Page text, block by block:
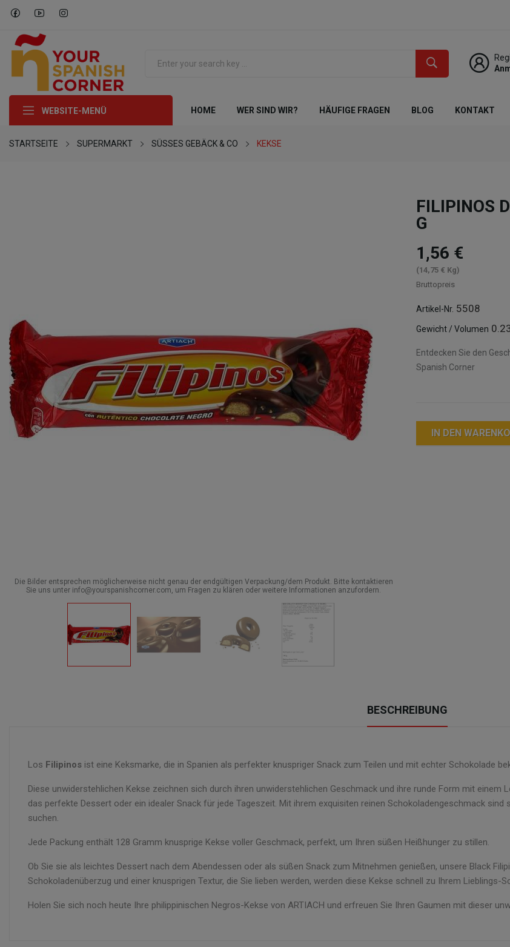
WEBSITE-MENÜ HOME WER SIND WIR? HÄUFIGE FRAGEN BLOG KONTAKT
STARTSEITE SUPERMARKT SÜSSES GEBÄCK & CO KEKSE
Die Bilder entsprechen möglicherweise nicht genau der endgültigen Verpackung/dem Produkt. Bitte kontaktieren
Sie uns unter info@yourspanishcorner.com, um Fragen zu klären oder weitere Informationen anzufordern.
FILIPINOS
G
1,56 €
(14,75 € Kg)
Bruttopreis
Artikel-Nr. 5508
Gewicht / Volumen
Entdecken Sie den
Spanish Corner
IN DEN
BESCHREIBUNG
Los Filipinos ist eine Keksmarke, die in Spanien als perfekter knuspriger Snack zum Teilen und mit echter Schokolade
Diese unwiderstehlichen Kekse zeichnen sich durch ihren unwiderstehlichen Geschmack und ihre runde Form mit
das perfekte Dessert oder ein idealer Snack für jede Tageszeit. Mit ihrem exquisiten reinen Schokoladengeschmack
suchen.
Jede Packung enthält 128 Gramm knusprige Kekse voller Geschmack, perfekt, um Ihren süßen Heißhunger zu stillen.
Ob Sie sie als leichtes Dessert nach dem Abendessen oder als süßen Snack zum Mitnehmen genießen, unsere Black
Schokoladenüberzug und einer knusprigen Textur, die Sie lieben werden, werden diese Kekse schnell zu Ihrem Lieblings-
Holen Sie sich noch heute Ihre philippinischen Negros-Kekse von ARTIACH und erfreuen Sie Ihren Gaumen mit dieser